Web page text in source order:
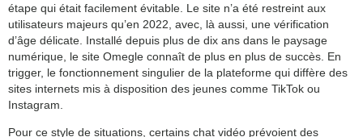
étape qui était facilement évitable. Le site n’a été restreint aux
utilisateurs majeurs qu’en 2022, avec, là aussi, une vérification
d’âge délicate. Installé depuis plus de dix ans dans le paysage
numérique, le site Omegle connaît de plus en plus de succès. En
trigger, le fonctionnement singulier de la plateforme qui diffère des
sites internets mis à disposition des jeunes comme TikTok ou
Instagram.
Pour ce style de situations, certains chat vidéo prévoient des